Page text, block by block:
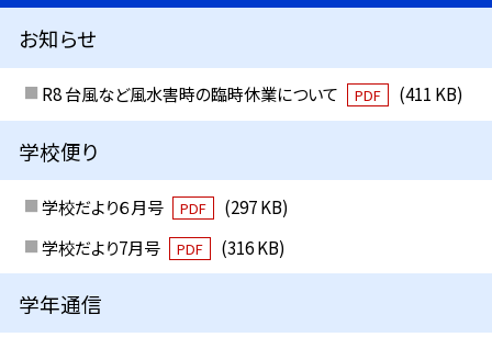
お知らせ
R8 台風など風水害時の臨時休業について PDF (411 KB)
学校便り
学校だより６月号 PDF
(297 KB)
学校だより7月号
PDF (316 KB)
学年通信